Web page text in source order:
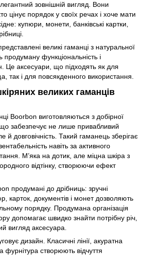
зовнішній вигляд. Вони
цінує порядок у своїх речах і хоче мати
купюри, монети, банківські картки,
великі гаманці з натуральної
продуману функціональність і
Це аксесуари, що підходять як для
так і для повсякденного використання.
великих гаманців
Boorbon виготовляються з добірної
забезпечує не лише привабливий
й довговічність. Такий гаманець зберігає
навіть за активного
М’яка на дотик, але міцна шкіра з
відтінку, створюючи ефект
продумані до дрібниць: зручні
карток, документів і монет дозволяють
порядку. Продумана організація
допомагає швидко знайти потрібну річ,
вигляд аксесуара.
дизайн. Класичні лінії, акуратна
фурнітура створюють відчуття